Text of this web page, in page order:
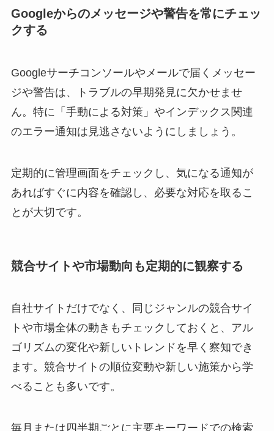
Googleからのメッセージや警告を常にチェッ
クする
Googleサーチコンソールやメールで届くメッセー
ジや警告は、トラブルの早期発見に欠かせませ
ん。特に「手動による対策」やインデックス関連
のエラー通知は見逃さないようにしましょう。
定期的に管理画面をチェックし、気になる通知が
あればすぐに内容を確認し、必要な対応を取るこ
とが大切です。
競合サイトや市場動向も定期的に観察する
自社サイトだけでなく、同じジャンルの競合サイ
トや市場全体の動きもチェックしておくと、アル
ゴリズムの変化や新しいトレンドを早く察知でき
ます。競合サイトの順位変動や新しい施策から学
べることも多いです。
毎月または四半期ごとに主要キーワードでの検索